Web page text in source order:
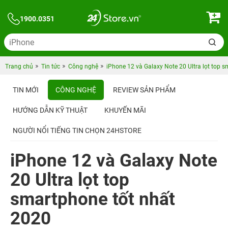
1900.0351
Trang chủ Tin tức Công nghệ iPhone 12 và Galaxy Note 20 Ultra lọt top
TIN MỚI CÔNG NGHỆ REVIEW SẢN PHẨM
HƯỚNG DẪN KỸ THUẬT KHUYẾN MÃI
NGƯỜI NỔI TIẾNG TIN CHỌN 24HSTORE
iPhone 12 và Galaxy Note
20 Ultra lọt top
smartphone tốt nhất
2020